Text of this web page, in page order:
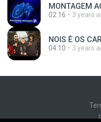
02:16 3 years
04:10 3 years